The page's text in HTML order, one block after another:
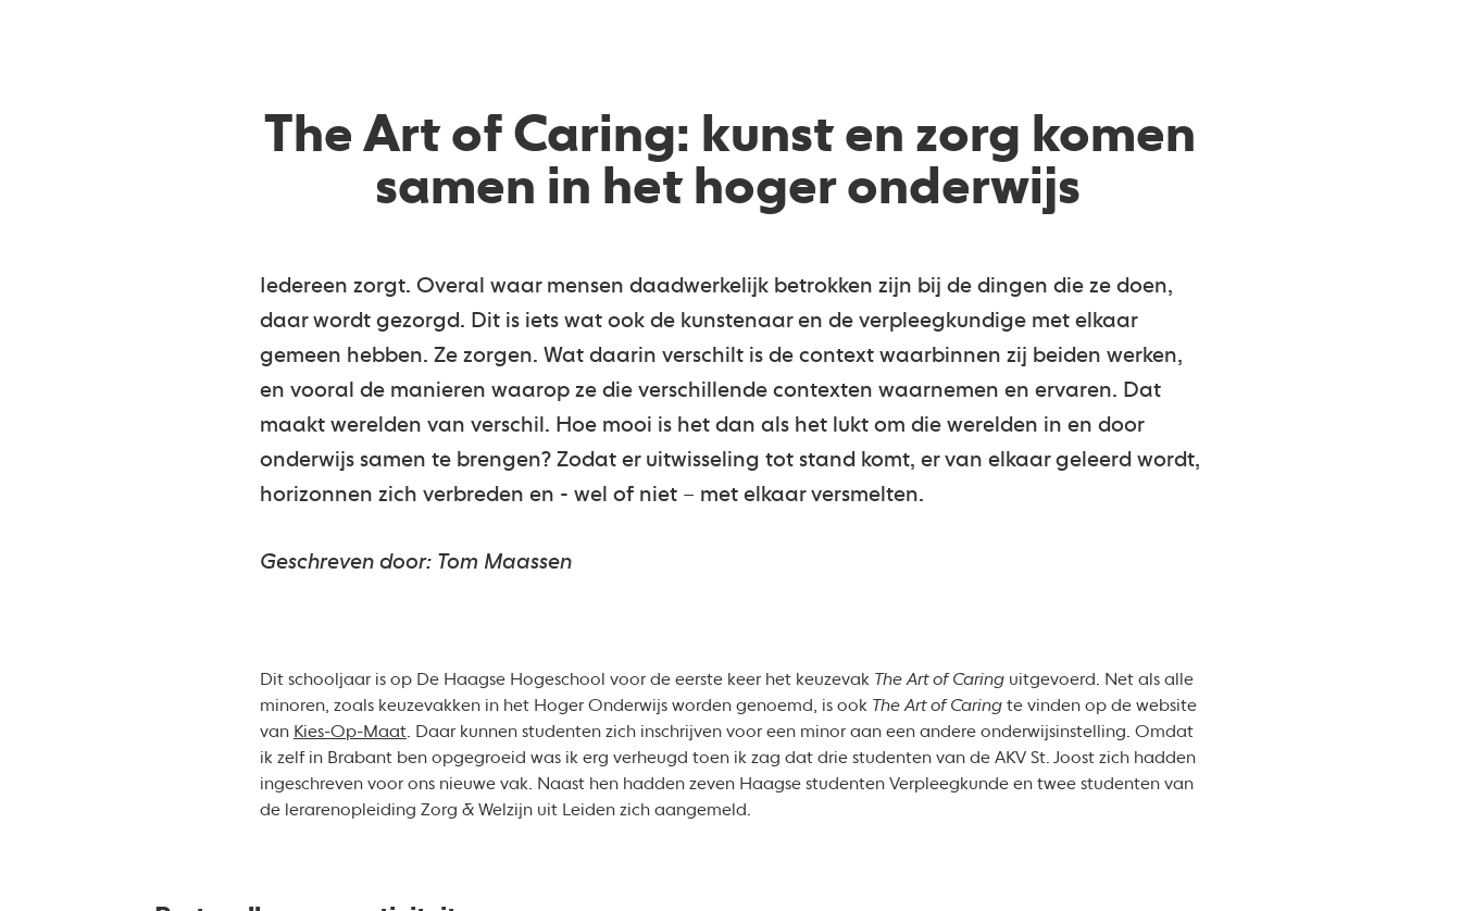
The Art of Caring: kunst en zorg komen
samen in het hoger onderwijs
Iedereen zorgt. Overal waar mensen daadwerkelijk betrokken zijn bij de dingen die ze doen,
daar wordt gezorgd. Dit is iets wat ook de kunstenaar en de verpleegkundige met elkaar
gemeen hebben. Ze zorgen. Wat daarin verschilt is de context waarbinnen zij beiden werken,
en vooral de manieren waarop ze die verschillende contexten waarnemen en ervaren. Dat
maakt werelden van verschil. Hoe mooi is het dan als het lukt om die werelden in en door
onderwijs samen te brengen? Zodat er uitwisseling tot stand komt, er van elkaar geleerd wordt,
horizonnen zich verbreden en - wel of niet – met elkaar versmelten.
Geschreven door: Tom Maassen
Dit schooljaar is op De Haagse Hogeschool voor de eerste keer het keuzevak The Art of Caring uitgevoerd. Net als alle
minoren, zoals keuzevakken in het Hoger Onderwijs worden genoemd, is ook The Art of Caring te vinden op de website
van Kies-Op-Maat. Daar kunnen studenten zich inschrijven voor een minor aan een andere onderwijsinstelling. Omdat
ik zelf in Brabant ben opgegroeid was ik erg verheugd toen ik zag dat drie studenten van de AKV St. Joost zich hadden
ingeschreven voor ons nieuwe vak. Naast hen hadden zeven Haagse studenten Verpleegkunde en twee studenten van
de lerarenopleiding Zorg & Welzijn uit Leiden zich aangemeld.